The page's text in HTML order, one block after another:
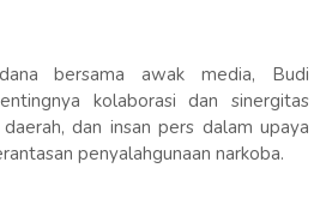
bersama awak media, Budi
kolaborasi dan sinergitas
dan insan pers dalam upaya
penyalahgunaan narkoba.